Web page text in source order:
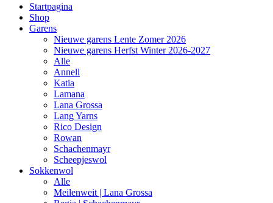
Startpagina
Shop
Garens
Nieuwe garens Lente Zomer 2026
Nieuwe garens Herfst Winter 2026-2027
Alle
Annell
Katia
Lamana
Lana Grossa
Lang Yarns
Rico Design
Rowan
Schachenmayr
Scheepjeswol
Sokkenwol
Alle
Meilenweit | Lana Grossa